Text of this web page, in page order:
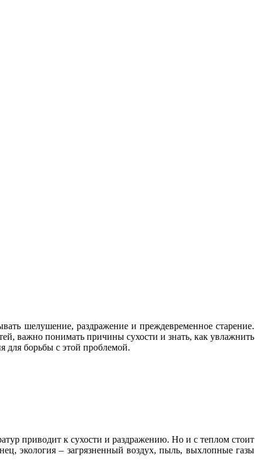
шелушение, раздражение и преждевременное старение.
важно понимать причины сухости и знать, как увлажнить
для борьбы с этой проблемой.
приводит к сухости и раздражению. Но и с теплом стоит
экология – загрязненный воздух, пыль, выхлопные газы